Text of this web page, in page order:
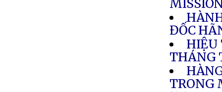
ĐỐC
HIỆU
THÁNG
TRONG